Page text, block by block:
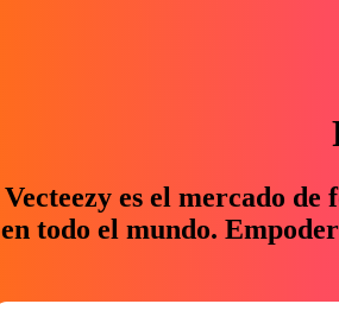
Vecteezy es el mercado
en todo el mundo.